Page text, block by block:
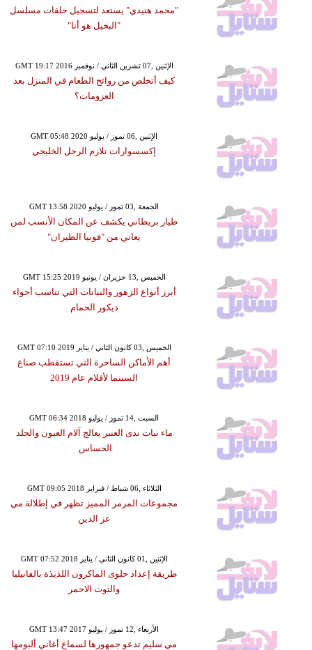
"محمد هنيدي" يستعد لتسجيل حلقات مسلسل
"البخيل هو أنا"
GMT 19:17 2016 الإثنين ,07 تشرين الثاني / نوفمبر
كيف أتخلص من روائح الطعام في المنزل بعد
العزومات؟
GMT 05:48 2020 الإثنين ,06 تموز / يوليو
إكسسوارات تلازم الرجل الخليجي
GMT 13:58 2020 الجمعة ,03 تموز / يوليو
طيار بريطاني يكشف عن المكان الأنسب لمن
يعاني من "فوبيا الطيران"
GMT 15:25 2019 الخميس ,13 حزيران / يونيو
أبرز أنواع الزهور والنباتات التي تناسب أجواء
ديكور الحمام
GMT 07:10 2019 الخميس ,03 كانون الثاني / يناير
أهم الأماكن الساحرة التي تستقطب صناع
السينما لأفلام عام 2019
GMT 06:34 2018 السبت ,14 تموز / يوليو
ماء نبات ندى العنبر يعالج آلام العيون والجلد
الحساس
GMT 09:05 2018 الثلاثاء ,06 شباط / فبراير
مجموعات المرمر المميز تظهر في إطلالة مي
عز الدين
GMT 07:52 2018 الإثنين ,01 كانون الثاني / يناير
طريقة إعداد حلوى الماكرون اللذيذة بالفانيليا
والتوت الاحمر
GMT 13:47 2017 الأربعاء ,12 تموز / يوليو
مي سليم تدعو جمهورها لسماع أغاني ألبومها